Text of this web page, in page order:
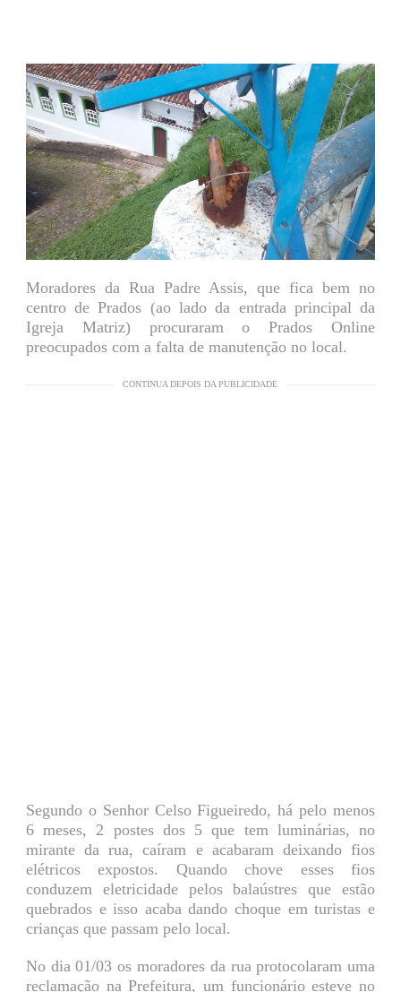
Moradores da Rua Padre Assis, que fica bem no
centro de Prados (ao lado da entrada principal da
Igreja Matriz) procuraram o Prados Online
preocupados com a falta de manutenção no local.
CONTINUA DEPOIS DA PUBLICIDADE
Segundo o Senhor Celso Figueiredo, há pelo menos
6 meses, 2 postes dos 5 que tem luminárias, no
mirante da rua, caíram e acabaram deixando fios
elétricos expostos. Quando chove esses fios
conduzem eletricidade pelos balaústres que estão
quebrados e isso acaba dando choque em turistas e
crianças que passam pelo local.
No dia 01/03 os moradores da rua protocolaram uma
reclamação na Prefeitura, um funcionário esteve no